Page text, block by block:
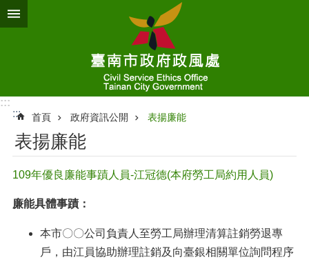
跳到主要內容區塊
:::
:::
首頁 政府資訊公開 表揚廉能
表揚廉能
109年優良廉能事蹟人員-江冠德(本府勞工局約用人員)
廉能具體事蹟：
本市〇〇公司負責人至勞工局辦理清算註銷勞退專
戶，由江員協助辦理註銷及向臺銀相關單位詢問程序